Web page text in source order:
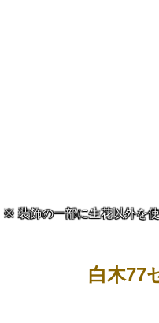
白木77
装飾の一部に生花以外を